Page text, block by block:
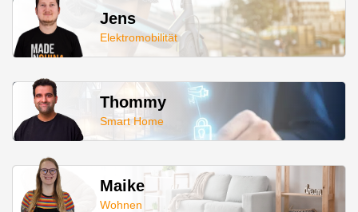
Jens
Elektromobilität
Thommy
Smart Home
Maike
Wohnen